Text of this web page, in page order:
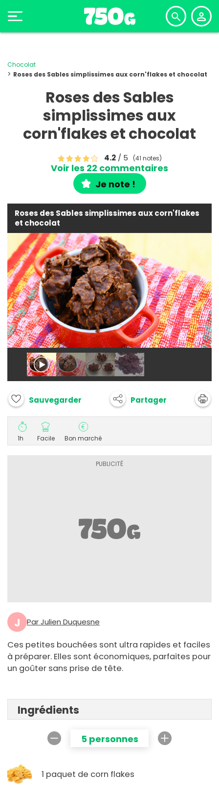
Chocolat
Roses des Sables simplissimes aux corn'flakes et chocolat
Roses des Sables
simplissimes aux
corn'flakes et chocolat
4.2/ 5 (41 notes)
Voir les 22 commentaires
Je note !
Roses des Sables simplissimes aux corn'flakes
et chocolat
Sauvegarder Partager
1h Facile Bon marché
J Par Julien Duquesne
Ces petites bouchées sont ultra rapides et faciles
à préparer. Elles sont économiques, parfaites pour
un goûter sans prise de tête.
Ingrédients
5 personnes
1 paquet de corn flakes